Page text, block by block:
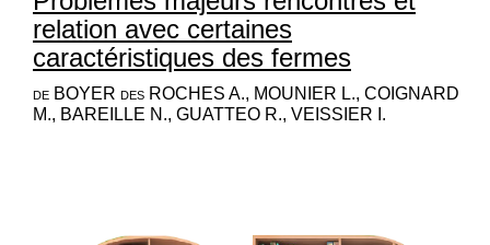
relation avec certaines
caractéristiques des fermes
de BOYER des ROCHES A., MOUNIER L., COIGNARD
M., BAREILLE N., GUATTEO R., VEISSIER I.